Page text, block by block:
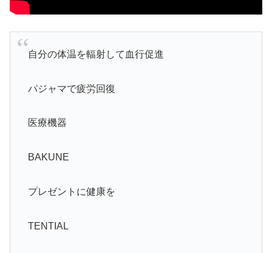
自分の体温を輻射して血行促進
パジャマで疲労回復
医療機器
BAKUNE
プレゼントに健康を
TENTIAL